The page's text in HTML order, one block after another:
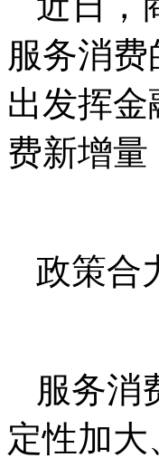
服务消
出发挥
费新增
政策合
服务消
定性加